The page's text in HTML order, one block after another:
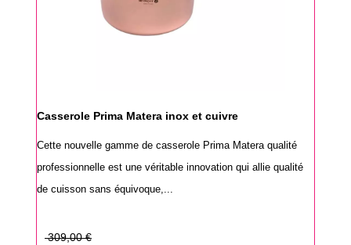
Casserole Prima Matera inox et cuivre
Cette nouvelle gamme de casserole Prima Matera qualité
professionnelle est une véritable innovation qui allie qualité
de cuisson sans équivoque,...
Prix
309,00 €